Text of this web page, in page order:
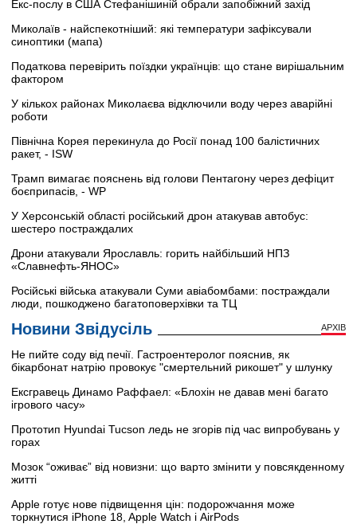
Екс-послу в США Стефанішиній обрали запобіжний захід
Миколаїв - найспекотніший: які температури зафіксували
синоптики (мапа)
Податкова перевірить поїздки українців: що стане вирішальним
фактором
У кількох районах Миколаєва відключили воду через аварійні
роботи
Північна Корея перекинула до Росії понад 100 балістичних
ракет, - ISW
Трамп вимагає пояснень від голови Пентагону через дефіцит
боєприпасів, - WP
У Херсонській області російський дрон атакував автобус:
шестеро постраждалих
Дрони атакували Ярославль: горить найбільший НПЗ
«Славнефть-ЯНОС»
Російські війська атакували Суми авіабомбами: постраждали
люди, пошкоджено багатоповерхівки та ТЦ
Новини Звідусіль АРХІВ
Не пийте соду від печії. Гастроентеролог пояснив, як
бікарбонат натрію провокує "смертельний рикошет" у шлунку
Ексгравець Динамо Раффаел: «Блохін не давав мені багато
ігрового часу»
Прототип Hyundai Tucson ледь не згорів під час випробувань у
горах
Мозок “оживає” від новизни: що варто змінити у повсякденному
житті
Apple готує нове підвищення цін: подорожчання може
торкнутися iPhone 18, Apple Watch і AirPods